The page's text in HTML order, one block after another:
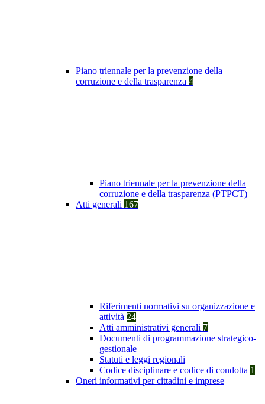
Piano triennale per la prevenzione della
corruzione e della trasparenza 4
Piano triennale per la prevenzione della
corruzione e della trasparenza (PTPCT)
Atti generali 167
Riferimenti normativi su organizzazione e
attività 24
Atti amministrativi generali 7
Documenti di programmazione strategico-
gestionale
Statuti e leggi regionali
Codice disciplinare e codice di condotta 1
Oneri informativi per cittadini e imprese